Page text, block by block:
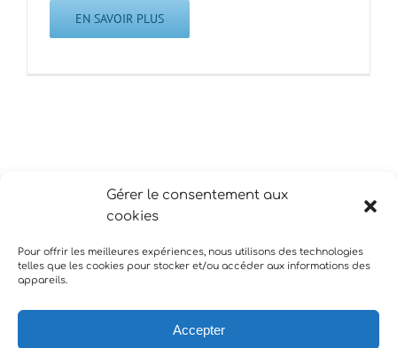
Gérer le consentement aux
cookies
Pour offrir les meilleures expériences, nous utilisons des technologies
telles que les cookies pour stocker et/ou accéder aux informations des
appareils.
Accepter
EN SAVOIR PLUS